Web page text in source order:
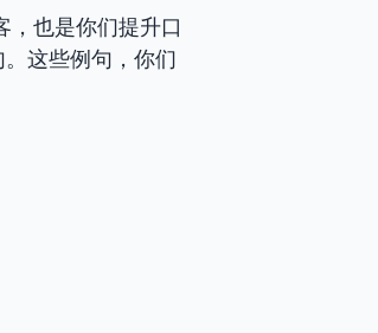
，也是你们提升口
这些例句，你们